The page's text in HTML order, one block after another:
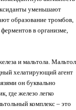
уменьшают
образование тромбов,
в организме,
и мальтола. Мальтол
хелатирующий агент
он буквально
где железо легко
комплекс – это